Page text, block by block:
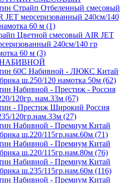
Страйп Отбеленный смесовый
JET мерсеризованный 240см/140
60 м (1)
Цветной смесовый AIR JET
240см/140 гр
60 м (3)
60С Набивной - ЛЮКС Китай
ш.250/120 намотка 50м (62)
Набивной - Престиж - Россия
120гр. нам.33м (67)
- Престиж Широкий Россия
120гр.нам.33м (27)
Набивной - Премиум Китай
ш.220/115гр.нам.60м (71)
Набивной - Премиум Китай
ш.220/115гр.нам.80м (76)
Набивной - Премиум Китай
ш.235/115гр.нам.60м (116)
Набивной - Премиум Китай